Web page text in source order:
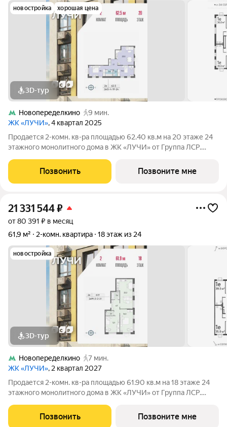
новостройка хорошая цена
3D-тур
Новопеределкино
9 мин.
ЖК «ЛУЧИ», 4 квартал 2025
Продается 2-комн. кв-ра площадью 62.40 кв.м на 20 этаже 24
этажного монолитного дома в ЖК «ЛУЧИ» от Группа ЛСР.
самых зелёных и благоприятных для жизни районов столицы
Солнцево, который
Позвонить Позвоните мне
21 331 544₽
от 80 391 ₽ в месяц
61,9 м²
2-комн. квартира 18 этаж из 24
новостройка
3D-тур
Новопеределкино
7 мин.
ЖК «ЛУЧИ», 2 квартал 2027
Продается 2-комн. кв-ра площадью 61.90 кв.м на 18 этаже 24
этажного монолитного дома в ЖК «ЛУЧИ» от Группа ЛСР.
самых зелёных и благоприятных для жизни районов столицы
Солнцево, который
Позвонить Позвоните мне